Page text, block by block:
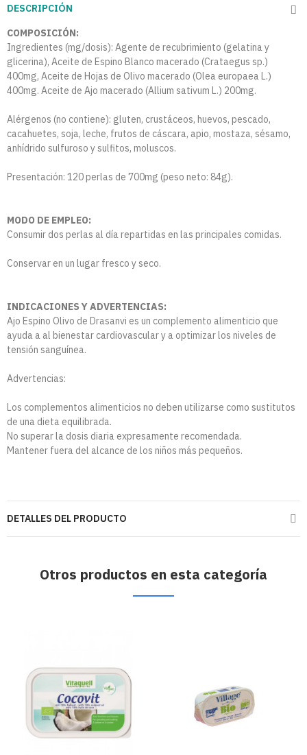
DESCRIPCIÓN
COMPOSICIÓN:
Ingredientes (mg/dosis): Agente de recubrimiento (gelatina y
glicerina), Aceite de Espino Blanco macerado (Crataegus sp.)
400mg, Aceite de Hojas de Olivo macerado (Olea europaea L.)
400mg. Aceite de Ajo macerado (Allium sativum L.) 200mg.
Alérgenos (no contiene): gluten, crustáceos, huevos, pescado,
cacahuetes, soja, leche, frutos de cáscara, apio, mostaza, sésamo,
anhídrido sulfuroso y sulfitos, moluscos.
Presentación: 120 perlas de 700mg (peso neto: 84g).
MODO DE EMPLEO:
Consumir dos perlas al día repartidas en las principales comidas.
Conservar en un lugar fresco y seco.
INDICACIONES Y ADVERTENCIAS:
Ajo Espino Olivo de Drasanvi es un complemento alimenticio que
ayuda a al bienestar cardiovascular y a optimizar los niveles de
tensión sanguínea.
Advertencias:
Los complementos alimenticios no deben utilizarse como sustitutos
de una dieta equilibrada.
No superar la dosis diaria expresamente recomendada.
Mantener fuera del alcance de los niños más pequeños.
DETALLES DEL PRODUCTO
Otros productos en esta categoría